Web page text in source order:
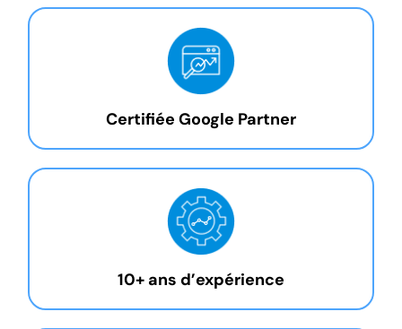
Certifiée Google Partner
10+ ans d’expérience